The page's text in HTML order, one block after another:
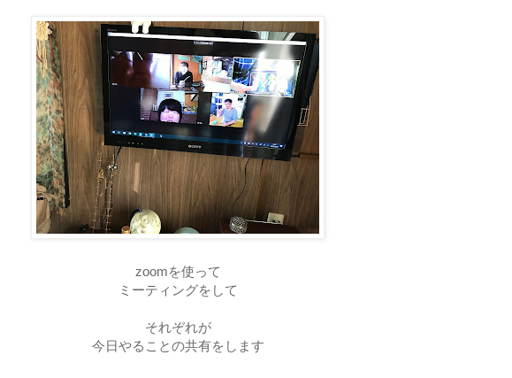
zoomを使って
ミーティングをして
それぞれが
今日やることの共有をします